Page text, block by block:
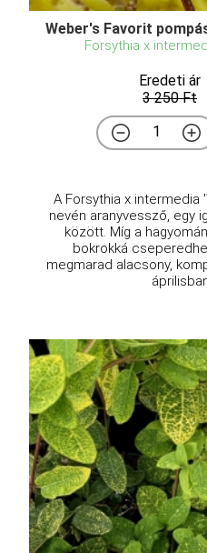
Weber's Favorit
Forsythia x
Eredeti ár
3 250 Ft
A Forsythia x intermedia
nevén aranyvessző, egy
között. Míg a
bokrokká
megmarad alacsony,